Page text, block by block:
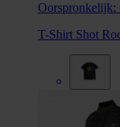
Oorspronkelijk:
T-Shirt Shot